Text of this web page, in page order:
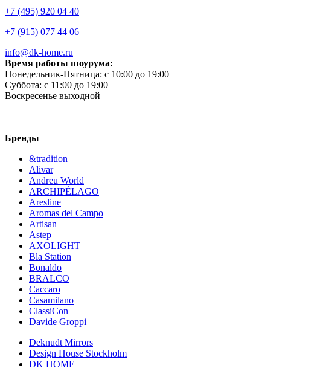
+7 (495) 920 04 40
+7 (915) 077 44 06
info@dk-home.ru
Время работы шоурума:
Понедельник-Пятница: c 10:00 до 19:00
Суббота: c 11:00 до 19:00
Воскресенье выходной
Бренды
&tradition
Alivar
Andreu World
ARCHIPÉLAGO
Aresline
Aromas del Campo
Artisan
Astep
AXOLIGHT
Bla Station
Bonaldo
BRALCO
Caccaro
Casamilano
ClassiCon
Davide Groppi
Deknudt Mirrors
Design House Stockholm
DK HOME